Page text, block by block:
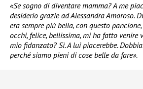
«Se sogno di diventare mamma? A me
desiderio grazie ad Alessandra Amoroso.
era sempre più bella, con questo
occhi, felice, bellissima, mi ha fatto venire
mio fidanzato? Sì. A lui piacerebbe.
perché siamo pieni di cose belle da fare».